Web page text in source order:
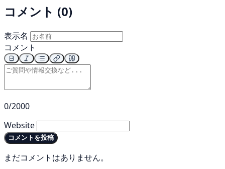
コメント (0)
表示名
コメント
0/2000
Website
コメントを投稿
まだコメントはありません。